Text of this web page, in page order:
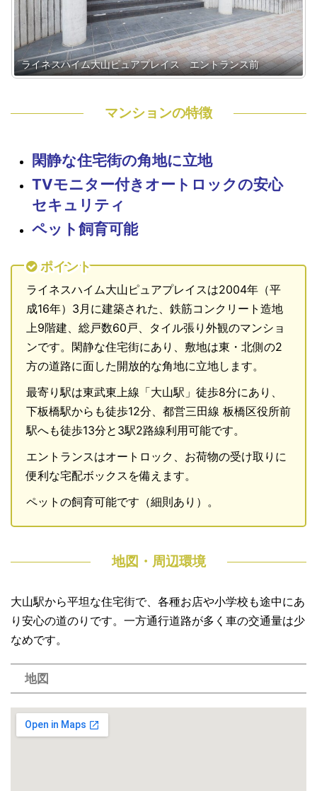
ライネスハイム大山ピュアプレイス エントランス前
マンションの特徴
閑静な住宅街の角地に立地
TVモニター付きオートロックの安心
セキュリティ
ペット飼育可能
ポイント
ライネスハイム大山ピュアプレイスは2004年（平
成16年）3月に建築された、鉄筋コンクリート造地
上9階建、総戸数60戸、タイル張り外観のマンショ
ンです。閑静な住宅街にあり、敷地は東・北側の2
方の道路に面した開放的な角地に立地します。
最寄り駅は東武東上線「大山駅」徒歩8分にあり、
下板橋駅からも徒歩12分、都営三田線 板橋区役所前
駅へも徒歩13分と3駅2路線利用可能です。
エントランスはオートロック、お荷物の受け取りに
便利な宅配ボックスを備えます。
ペットの飼育可能です（細則あり）。
地図・周辺環境
大山駅から平坦な住宅街で、各種お店や小学校も途中にあ
り安心の道のりです。一方通行道路が多く車の交通量は少
なめです。
地図